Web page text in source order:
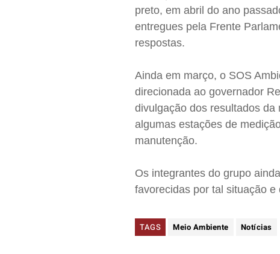
preto, em abril do ano
entregues pela Frente
respostas.
Ainda em março, o SOS
direcionada ao governador
divulgação dos resultados
algumas estações de
manutenção.
Os integrantes do grupo
favorecidas por tal situação
TAGS Meio Ambiente Notícias